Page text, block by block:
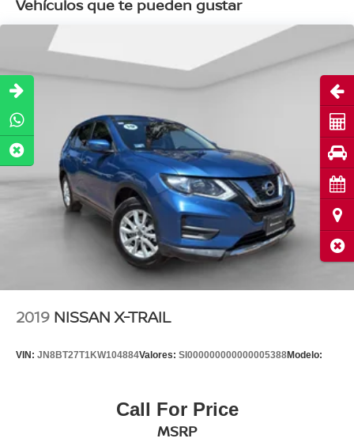
Vehículos que te pueden gustar
2019 NISSAN X-TRAIL
VIN: JN8BT27T1KW104884Valores: SI000000000000005388Modelo:
Call For Price
MSRP